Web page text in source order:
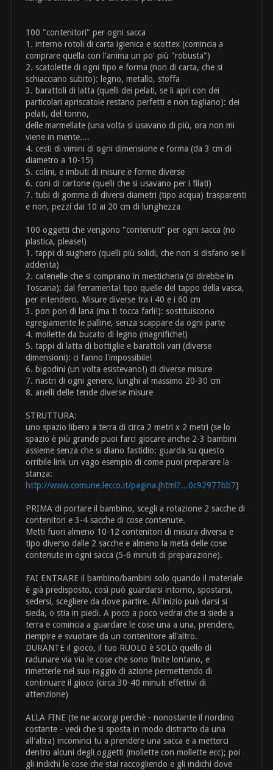
100 "contenitori" per ogni sacca
1. interno rotoli di carta igienica e scottex (comincia a
comprare quella con l'anima un po' più "robusta")
2. scatolette di ogni tipo e forma (non di carta, che si
schiacciano subito): legno, metallo, stoffa
3. barattoli di latta (quelli dei pelati, se li apri con dei
particolari apriscatole restano perfetti e non tagliano): dei
pelati, del tonno,
delle marmellate (una volta si usavano di più, ora non mi
viene in mente....
4. cesti di vimini di ogni dimensione e forma (da 3 cm di
diametro a 10-15)
5. colini, e imbuti di misure e forme diverse
6. coni di cartone (quelli che si usavano per i filati)
7. tubi di gomma di diversi diametri (tipo acqua) trasparenti
e non, pezzi dai 10 ai 20 cm di lunghezza
100 oggetti che vengono "contenuti" per ogni sacca (no
plastica, please!)
1. tappi di sughero (quelli più solidi, che non si disfano se li
addenta)
2. catenelle che si comprano in mesticheria (si direbbe in
Toscana): dal ferramenta! tipo quelle del tappo della vasca,
per intenderci. Misure diverse tra i 40 e i 60 cm
3. pon pon di lana (ma ti tocca farli!): sostituiscono
egregiamente le palline, senza scappare da ogni parte
4. mollette da bucato di legno (magnifiche!)
5. tappi di latta di bottiglie e barattoli vari (diverse
dimensioni): ci fanno l'impossibile!
6. bigodini (un volta esistevano!) di diverse misure
7. nastri di ogni genere, lunghi al massimo 20-30 cm
8. anelli delle tende diverse misure
STRUTTURA:
uno spazio libero a terra di circa 2 metri x 2 metri (se lo
spazio è più grande puoi farci giocare anche 2-3 bambini
assieme senza che si diano fastidio: guarda su questo
orribile link un vago esempio di come puoi preparare la
stanza:
http://www.comune.lecco.it/pagina.jhtml?...0c92977bb7)
PRIMA di portare il bambino, scegli a rotazione 2 sacche di
contenitori e 3-4 sacche di cose contenute.
Metti fuori almeno 10-12 contenitori di misura diversa e
tipo diverso dalle 2 sacche e almeno la metà delle cose
contenute in ogni sacca (5-6 minuti di preparazione).
FAI ENTRARE il bambino/bambini solo quando il materiale
è già predisposto, così può guardarsi intorno, spostarsi,
sedersi, scegliere da dove partire. All'inizio può darsi si
sieda, o stia in piedi. A poco a poco vedrai che si siede a
terra e comincia a guardare le cose una a una, prendere,
riempire e svuotare da un contenitore all'altro.
DURANTE il gioco, il tuo RUOLO è SOLO quello di
radunare via via le cose che sono finite lontano, e
rimetterle nel suo raggio di azione permettendo di
continuare il gioco (circa 30-40 minuti effettivi di
attenzione)
ALLA FINE (te ne accorgi perchè - nonostante il riordino
costante - vedi che si sposta in modo distratto da una
all'altra) incominci tu a prendere una sacca e a metterci
dentro alcuni degli oggetti (mollette con mollette ecc); poi
gli indichi le cose che stai raccogliendo e gli indichi dove